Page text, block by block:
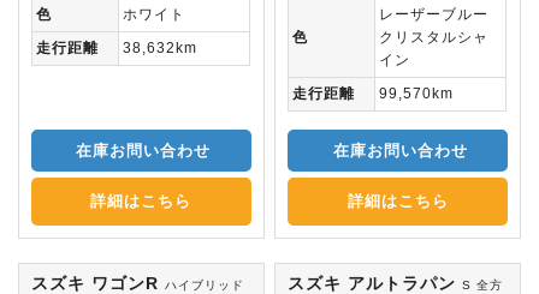
色
ホワイト
走行距離
38,632km
在庫お問い合わせ
詳細はこちら
色
レーザーブルー
クリスタルシャ
イン
走行距離
99,570km
在庫お問い合わせ
詳細はこちら
スズキ ワゴンR ハイブリッド
スズキ アルトラパンS 全方